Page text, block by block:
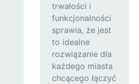
trwałości i
funkcjonalności
sprawia, że jest
to idealne
rozwiązanie dla
każdego miasta
chcącego łączyć